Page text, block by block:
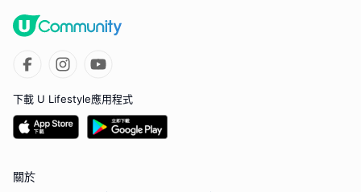
下載 U Lifestyle應用程式
關於